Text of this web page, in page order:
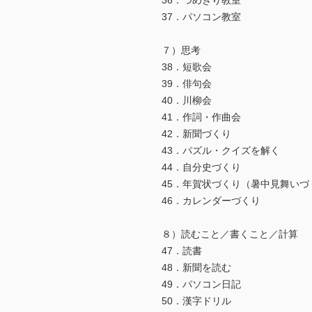
37．パソコン教室
７）思考
38．短歌会
39．俳句会
40．川柳会
41．作詞・作曲会
42．新聞づくり
43．パズル・クイズを解く
44．自分史づくり
45．年賀状づくり（暑中見舞いづ
46．カレンダーづくり
８）読むこと／書くこと／計算
47．読書
48．新聞を読む
49．パソコン日記
50．漢字ドリル